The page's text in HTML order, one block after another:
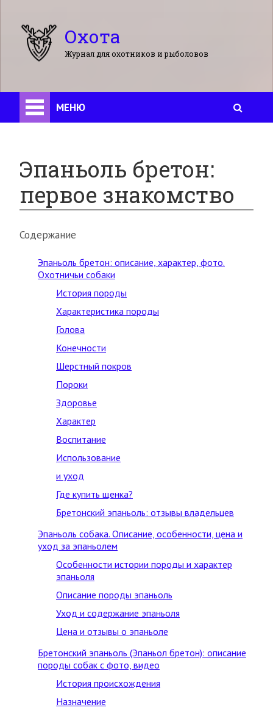
Охота
Журнал для охотников и рыболовов
МЕНЮ
Эпаньоль бретон:
первое знакомство
Содержание
Эпаньоль бретон: описание, характер, фото.
Охотничьи собаки
История породы
Характеристика породы
Голова
Конечности
Шерстный покров
Пороки
Здоровье
Характер
Воспитание
Использование
и уход
Где купить щенка?
Бретонский эпаньоль: отзывы владельцев
Эпаньоль собака. Описание, особенности, цена и
уход за эпаньолем
Особенности истории породы и характер
эпаньоля
Описание породы эпаньоль
Уход и содержание эпаньоля
Цена и отзывы о эпаньоле
Бретонский эпаньоль (Эпаньол бретон): описание
породы собак с фото, видео
История происхождения
Назначение